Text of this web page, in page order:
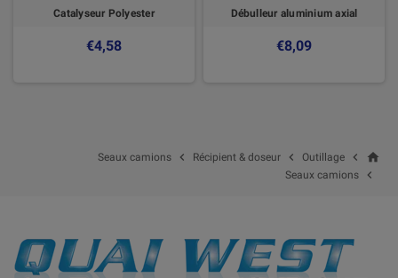
Catalyseur Polyester
€4,58
Débulleur aluminium axial
€8,09
home

Outillage

Récipient & doseur

Seaux camions

Seaux camions